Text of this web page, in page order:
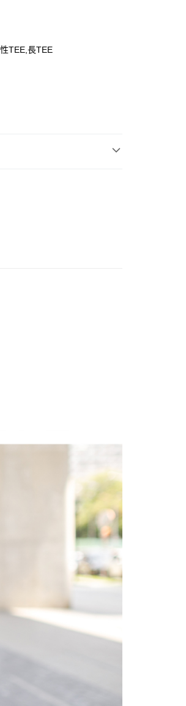
款」的支付方式。 讓您購物簡單
簡訊中的連結，可透過四大超商
費，但若您需要取消訂單，請聯
之結帳頁面顯示為準，若有關於
關疑問，請聯繫「AFTEE先享後
support/home
人或監護人之同意方可使用
引起之損失，本公司不負相關責
個別帳號之用戶狀況，依本公司
度不足之情形，本公司將視審查
訊註冊。若發現惡意使用之情
用戶之使用額度並採取法律行
運費
運費
TEE,長TEE